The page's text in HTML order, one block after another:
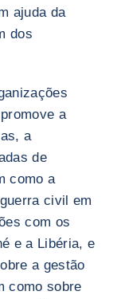
ajuda da
dos
a
a
de
como a
civil em
com os
e a Libéria, e
a gestão
como sobre